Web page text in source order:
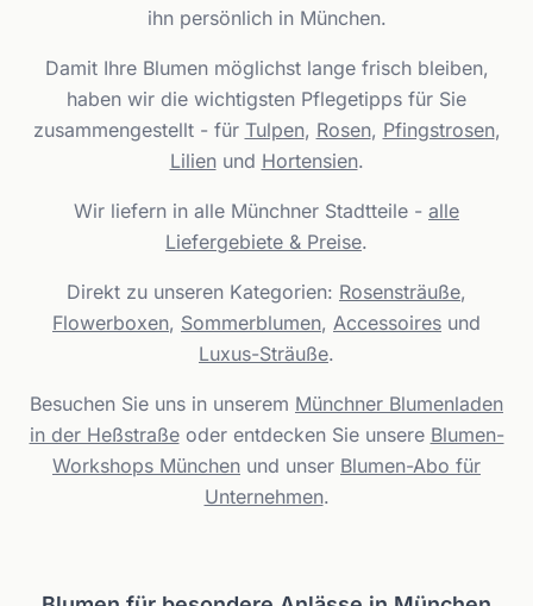
ihn persönlich in München.
Damit Ihre Blumen möglichst lange frisch bleiben,
haben wir die wichtigsten Pflegetipps für Sie
zusammengestellt - für Tulpen, Rosen, Pfingstrosen,
Lilien und Hortensien.
Wir liefern in alle Münchner Stadtteile - alle
Liefergebiete & Preise.
Direkt zu unseren Kategorien: Rosensträuße,
Flowerboxen, Sommerblumen, Accessoires und
Luxus-Sträuße.
Besuchen Sie uns in unserem Münchner Blumenladen
in der Heßstraße oder entdecken Sie unsere Blumen-
Workshops München und unser Blumen-Abo für
Unternehmen.